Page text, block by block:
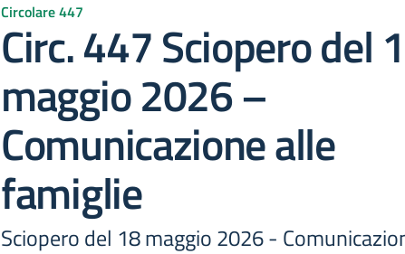
Circolare 447
Circ. 447 Sciopero del
maggio 2026 –
Comunicazione alle
famiglie
Sciopero del 18 maggio 2026 -